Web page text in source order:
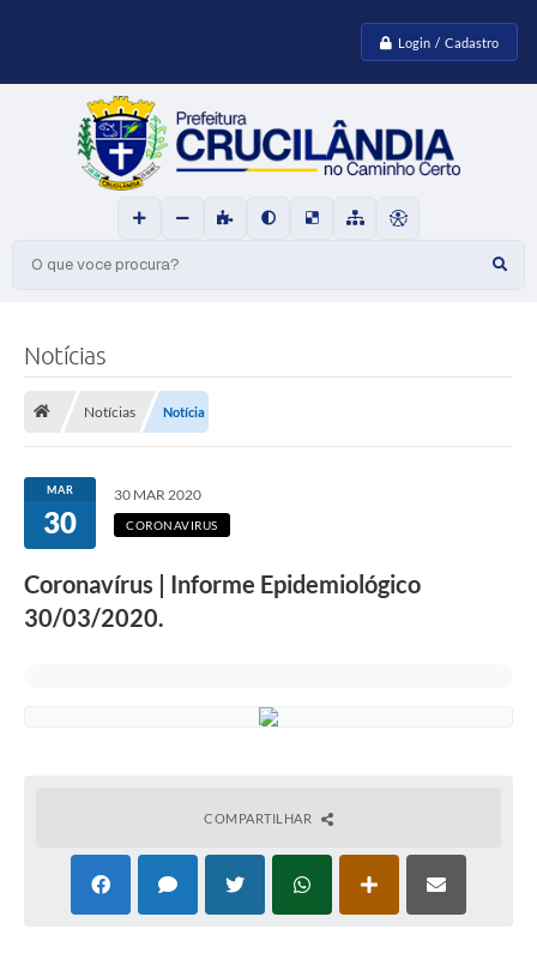
Login / Cadastro
O que voce procura?
Notícias
Notícias Notícia
MAR
30
30 MAR 2020
CORONAVIRUS
Coronavírus | Informe Epidemiológico
30/03/2020.
COMPARTILHAR